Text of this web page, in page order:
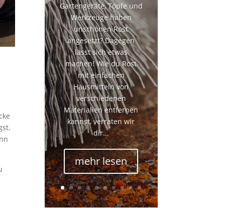
Gartengeräte, Töpfe und
Werkzeuge haben
unschönen Rost
angesetzt? Dagegen
lässt sich etwas
machen! Wie du Rost
mit einfachen
Hausmitteln von
verschiedenen
Materialien entfernen
kannst, verraten wir
dir...
mehr lesen